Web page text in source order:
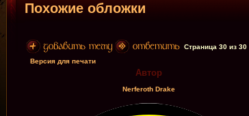
Похожие обложки
Страница 30 из 30
Версия для печати
Автор
Nerferoth Drake